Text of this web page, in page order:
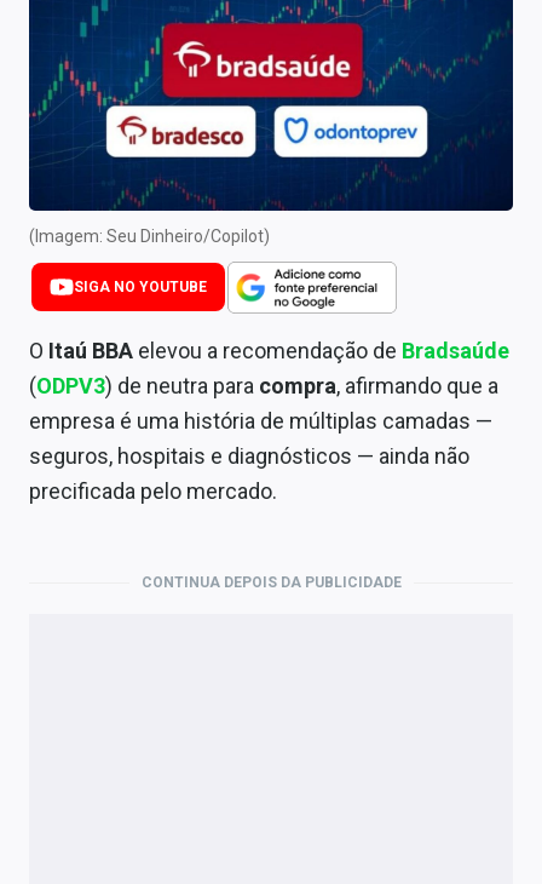
Cotações
Comprar ou vender?
Carteiras Recomendadas
Central de Dividendos
Central de Fundos Imobiliários
Central dos IPOs
Renda Fixa
Finanças Pessoais
Mercados
Economia
(Imagem: Seu Dinheiro/Copilot)
SIGA NO YOUTUBE
O Itaú BBA elevou a recomendação de Bradsaúde
(ODPV3) de neutra para compra, afirmando que a
empresa é uma história de múltiplas camadas —
seguros, hospitais e diagnósticos — ainda não
precificada pelo mercado.
CONTINUA DEPOIS DA PUBLICIDADE